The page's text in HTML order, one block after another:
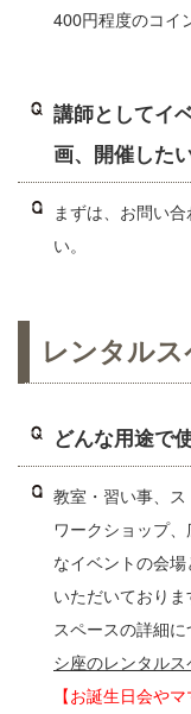
400円程度のコイ
講師としてイ
画、開催した
まずは、お問い
い。
レンタル
どんな用途で
教室・習い事、
ワークショップ
なイベントの会
いただいておりま
スペースの詳細に
シ座のレンタルス
【お誕生日会や